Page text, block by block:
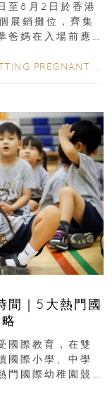
至8月2日於香港
展銷攤位，齊集
爸媽在入場前應
PREGNANT
｜5大熱門國
國際教育，在雙
國際小學、中學
門國際幼稚園競